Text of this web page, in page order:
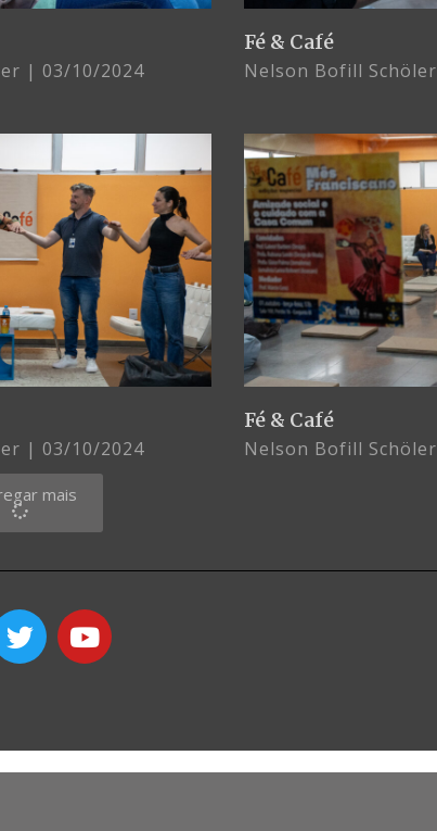
03/10/2024
Fé & Café
Nelson Bofill Schöler
03/10/2024
Fé & Café
Nelson Bofill Schöler
mais